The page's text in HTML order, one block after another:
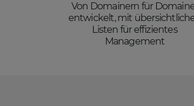
Von Domainern für
entwickelt, mit
Listen für effizientes
Management